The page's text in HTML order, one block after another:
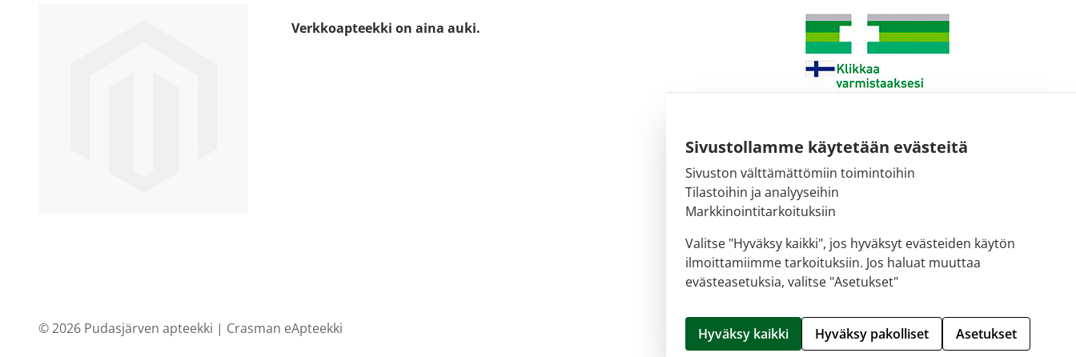
Sivustollamme käytetään evästeitä
Sivuston välttämättömiin toimintoihin
Tilastoihin ja analyyseihin
Markkinointitarkoituksiin
Valitse "Hyväksy kaikki", jos hyväksyt evästeiden käytön
ilmoittamiimme tarkoituksiin. Jos haluat muuttaa
evästeasetuksia, valitse "Asetukset"
Hyväksy kaikki Hyväksy pakolliset Asetukset
Verkkoapteekki on aina auki.
Sähköpostiosoite:
kirjaamo@fimea.fi
Fimean vaihde:
029 522 3341
© 2026 Pudasjärven apteekki | Crasman eApteekki Hallitse evästeitä